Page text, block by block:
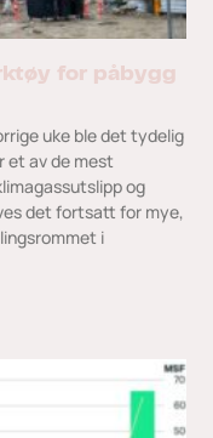
for påbygg
uke ble det tydelig
et av de mest
og
det fortsatt for mye,
i